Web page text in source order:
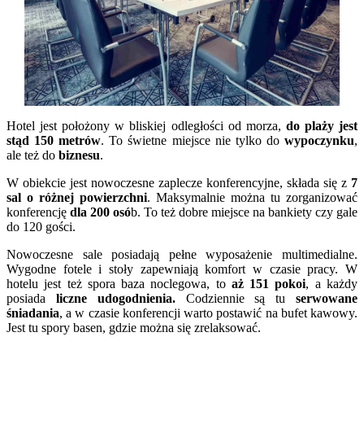
Hotel jest położony w bliskiej odległości od morza, do plaży jest
stąd 150 metrów. To świetne miejsce nie tylko dowypoczynku,
ale też do biznesu.
W obiekcie jest nowoczesne zaplecze konferencyjne, składa się z 7
sal o różnej powierzchni. Maksymalnie można tu zorganizować
konferencję dla 200 osób. To też dobre miejsce na bankiety czy gale
do 120 gości.
Nowoczesne sale posiadają pełne wyposażenie multimedialne.
Wygodne fotele i stoły zapewniają komfort w czasie pracy. W
hotelu jest też spora baza noclegowa, to aż 151 pokoi, a każdy
posiada liczne udogodnienia.Codziennie są tuserwowane
śniadania, a w czasie konferencji warto postawić na bufet kawowy.
Jest tu spory basen, gdzie można się zrelaksować.